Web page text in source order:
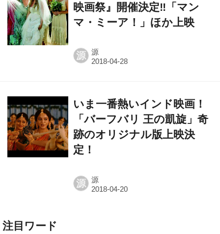
映画祭』開催決定‼「マン
マ・ミーア！」ほか上映
源 源
いま一番熱いインド映画！
「バーフバリ 王の凱旋」奇
跡のオリジナル版上映決
定！
源 源
注目ワード